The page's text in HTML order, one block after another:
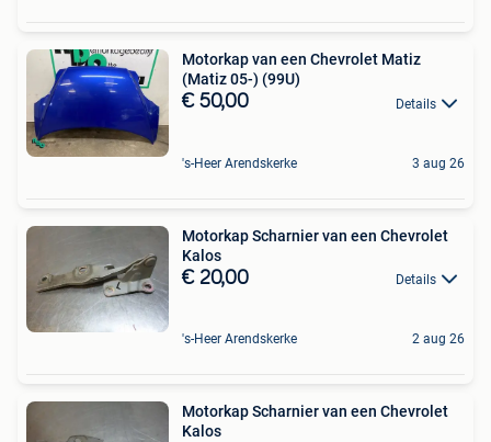
Motorkap van een Chevrolet Matiz
(Matiz 05-) (99U)
€ 50,00 Details
's-Heer Arendskerke 3 aug 26
Motorkap Scharnier van een Chevrolet
Kalos
€ 20,00 Details
's-Heer Arendskerke 2 aug 26
Motorkap Scharnier van een Chevrolet
Kalos